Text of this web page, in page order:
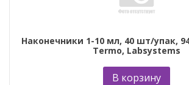
Наконечники 1-10 мл, 40 шт/упак,
Termo, Labsystems
В корзину